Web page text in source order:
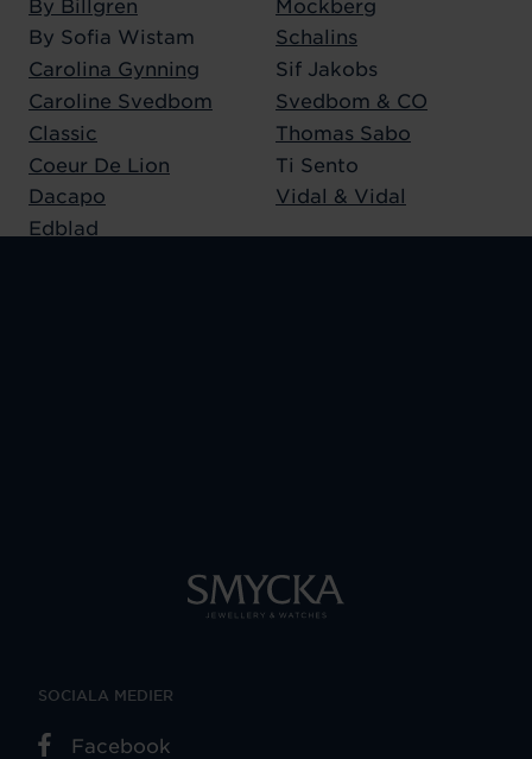
By Sofia Wistam
Carolina Gynning
Caroline Svedbom
Classic
Coeur De Lion
Dacapo
Edblad
Schalins
Sif Jakobs
Svedbom & CO
Thomas Sabo
Ti Sento
Vidal & Vidal
SOCIALA MEDIER
Facebook